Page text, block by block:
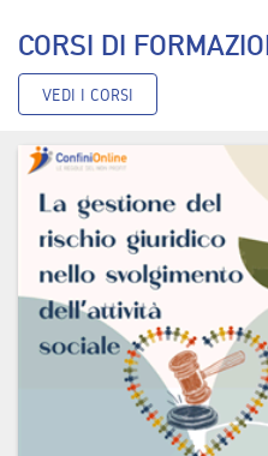
CORSI DI
VEDI I CORSI